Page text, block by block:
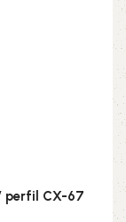
perfil CX-67